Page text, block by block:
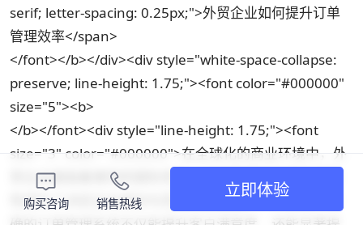
serif; letter-spacing: 0.25px;">外贸企业如何提升订单
管理效率</span>
</font></b></div><div style="white-space-collapse:
preserve; line-height: 1.75;"><font color="#000000"
size="5"><b>
</b></font><div style="line-height: 1.75;"><font
size="3" color="#000000">在全球化的商业环境中，外
贸企业面临着激烈的国际竞争。订单管理的效率和准确
性成为了决定企业成功与否的关键因素。一个高效、准
购买咨询 销售热线
立即体验